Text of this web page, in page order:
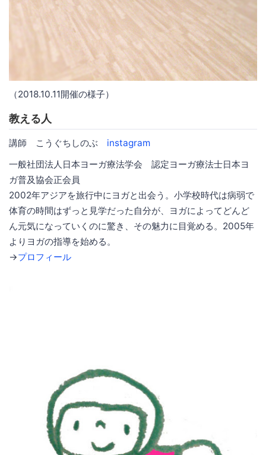
（2018.10.11開催の様子）
教える人
講師 こうぐちしのぶ instagram
一般社団法人日本ヨーガ療法学会 認定ヨーガ療法士日本ヨ
ガ普及協会正会員
2002年アジアを旅行中にヨガと出会う。小学校時代は病弱で
体育の時間はずっと見学だった自分が、ヨガによってどんど
ん元気になっていくのに驚き、その魅力に目覚める。2005年
よりヨガの指導を始める。
→プロフィール